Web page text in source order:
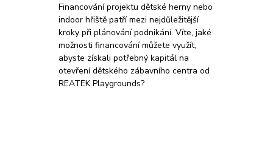
Financování projektu dětské herny nebo
indoor hřiště patří mezi nejdůležitější
kroky při plánování podnikání. Víte, jaké
možnosti financování můžete využít,
abyste získali potřebný kapitál na
otevření dětského zábavního centra od
REATEK Playgrounds?